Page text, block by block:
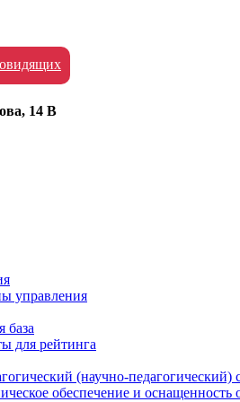
14 В
управления
база
для рейтинга
(научно-педагогический)
обеспечение и оснащенность